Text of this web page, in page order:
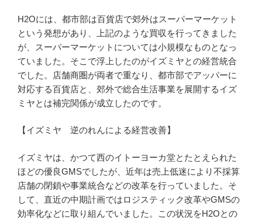
H2Oには、都市部は百貨店で郊外はスーパーマーケット
という発想があり、上記のような買収を行ってきました
が、スーパーマーケットについては小規模なものとなっ
ていました。そこで浮上したのがイズミヤとの経営統合
でした。店舗商圏が両者で重なり、都市部でアッパーに
対応する百貨店と、郊外で総合生活事業を展開するイズ
ミヤとは補完関係が成立したのです。
【イズミヤ 逆のれんによる経営改善】
イズミヤは、かつて西のイトーヨーカ堂とたとえられた
ほどの優良GMSでしたが、近年は売上低迷により不採算
店舗の閉鎖や事業統合などの改革を行っていました。そ
して、直近の中期計画ではロジスティック改革やGMSの
効率化などに取り組んでいました。この状況をH2Oとの